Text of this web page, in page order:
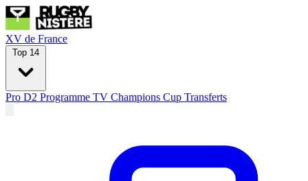
XV de France
Top 14
Pro D2 Programme TV Champions Cup Transferts